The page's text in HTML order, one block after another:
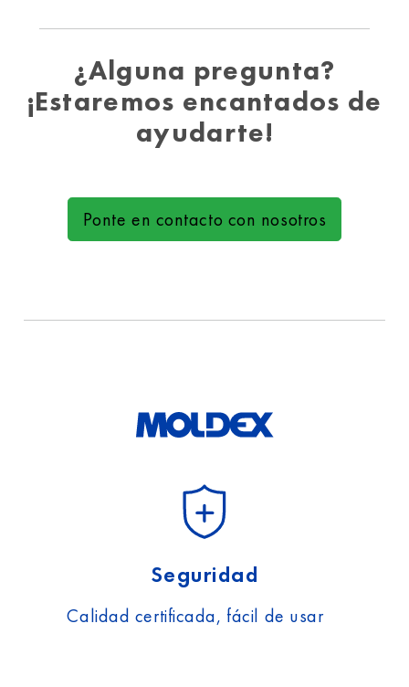
¿Alguna pregunta?
¡Estaremos encantados de
ayudarte!
Ponte en contacto con nosotros
Seguridad
Calidad certificada, fácil de usar